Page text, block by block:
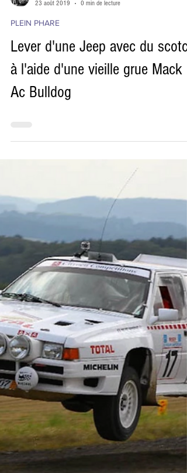
COCKPIT
PLEIN PHARE
Lever d'une Jeep avec du scotch
à l'aide d'une vieille grue Mack